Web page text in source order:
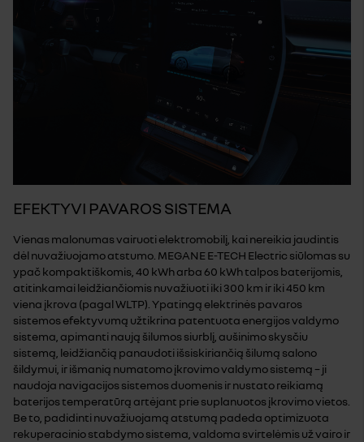
EFEKTYVI PAVAROS SISTEMA
Vienas malonumas vairuoti elektromobilį, kai nereikia jaudintis
dėl nuvažiuojamo atstumo. MEGANE E-TECH Electric siūlomas su
ypač kompaktiškomis, 40 kWh arba 60 kWh talpos baterijomis,
atitinkamai leidžiančiomis nuvažiuoti iki 300 km ir iki 450 km
viena įkrova (pagal WLTP). Ypatingą elektrinės pavaros
sistemos efektyvumą užtikrina patentuota energijos valdymo
sistema, apimanti naują šilumos siurblį, aušinimo skysčiu
sistemą, leidžiančią panaudoti išsiskiriančią šilumą salono
šildymui, ir išmanią numatomo įkrovimo valdymo sistemą – ji
naudoja navigacijos sistemos duomenis ir nustato reikiamą
baterijos temperatūrą artėjant prie suplanuotos įkrovimo vietos.
Be to, padidinti nuvažiuojamą atstumą padeda optimizuota
rekuperacinio stabdymo sistema, valdoma svirtelėmis už vairo ir